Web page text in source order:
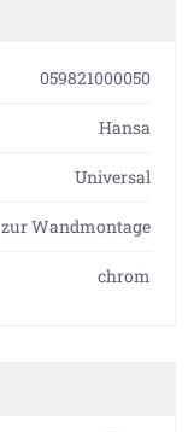
059821000050
Hansa
Universal
zur Wandmontage
chrom